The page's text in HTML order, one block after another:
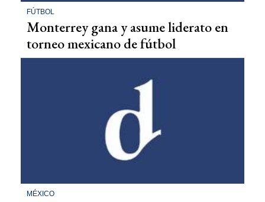
FÚTBOL
Monterrey gana y asume liderato en
torneo mexicano de fútbol
MÉXICO